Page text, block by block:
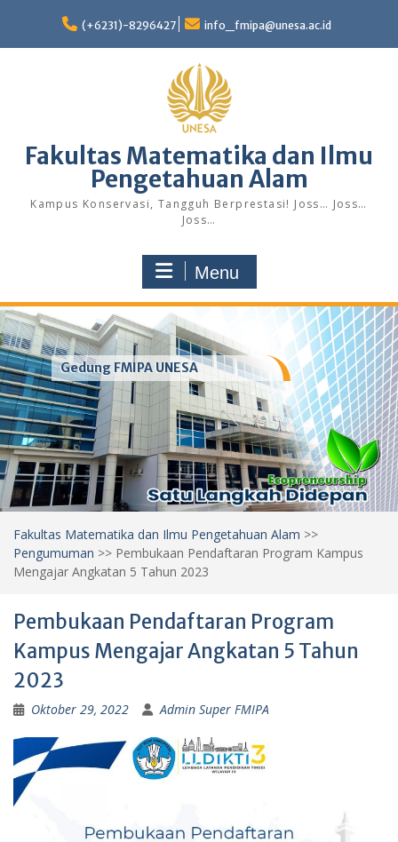
content
(+6231)-8296427 info_fmipa@unesa.ac.id
Fakultas Matematika dan Ilmu
Pengetahuan Alam
Kampus Konservasi, Tangguh Berprestasi! Joss… Joss…
Joss…
Menu
Gedung FMIPA UNESA
Fakultas Matematika dan Ilmu Pengetahuan Alam >>
Pengumuman >> Pembukaan Pendaftaran Program Kampus
Mengajar Angkatan 5 Tahun 2023
Pembukaan Pendaftaran Program
Kampus Mengajar Angkatan 5 Tahun
2023
Oktober 29, 2022 Admin Super FMIPA